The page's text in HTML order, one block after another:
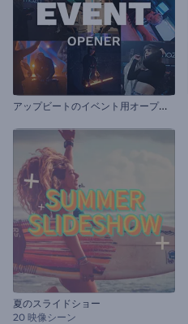
ア
ップビートのイベント用オープニング動画
夏のスライドショー
20 映像シーン